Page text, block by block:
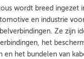
wordt breed ingezet
en industrie
Ze zijn
het
en het bundelen van